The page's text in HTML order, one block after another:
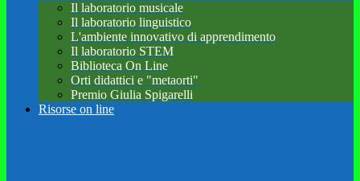
Il laboratorio musicale
Il laboratorio linguistico
L'ambiente innovativo di apprendimento
Il laboratorio STEM
Biblioteca On Line
Orti didattici e "metaorti"
Premio Giulia Spigarelli
Risorse on line